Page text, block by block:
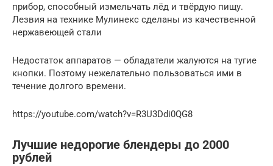
прибор, способный измельчать лёд и твёрдую пищу.
Лезвия на технике Мулинекс сделаны из качественной
нержавеющей стали
Недостаток аппаратов — обладатели жалуются на тугие
кнопки. Поэтому нежелательно пользоваться ими в
течение долгого времени.
https://youtube.com/watch?v=R3U3Ddi0QG8
Лучшие недорогие блендеры до 2000
рублей